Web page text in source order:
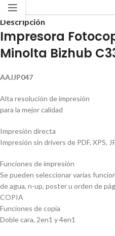
Descripción
Impresora
Minolta Bizhub
AAJJP047
Alta resolución de impresión
para la mejor calidad
Impresión directa
Impresión sin drivers de PDF, XPS,
Funciones de impresión
Se pueden seleccionar varias
de agua, n-up, poster u orden de
COPIA
Funciones de copia
Doble cara, 2en1 y 4en1